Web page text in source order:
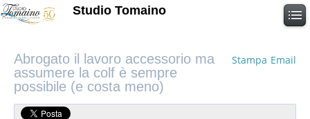
Studio Tomaino
Email
Stampa
Abrogato il lavoro accessorio ma
assumere la colf è sempre
possibile (e costa meno)